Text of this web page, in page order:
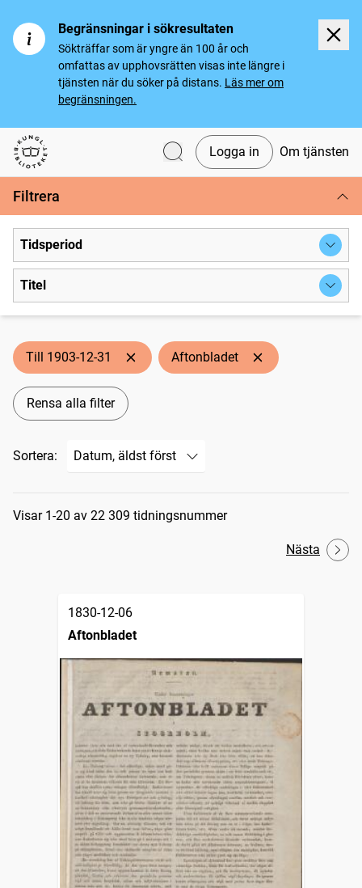
Begränsningar i sökresultaten
Sökträffar som är yngre än 100 år och
omfattas av upphovsrätten visas inte längre i
tjänsten när du söker på distans. Läs mer om
begränsningen.
Svenska tidningar
Logga in Om tjänsten
Filtrera
Tidsperiod
Titel
Till 1903-12-31 Aftonbladet
Rensa alla filter
Sortera:
Sökresultat
Visar 1-20 av 22 309 tidningsnummer
Nästa
1830-12-06
Aftonbladet